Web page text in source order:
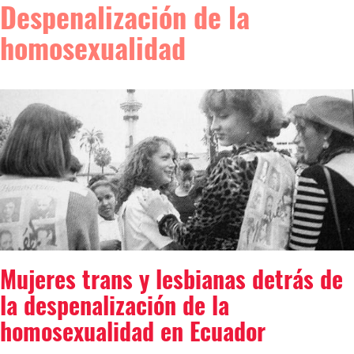
Despenalización de la
homosexualidad
Mujeres trans y lesbianas detrás de
la despenalización de la
homosexualidad en Ecuador